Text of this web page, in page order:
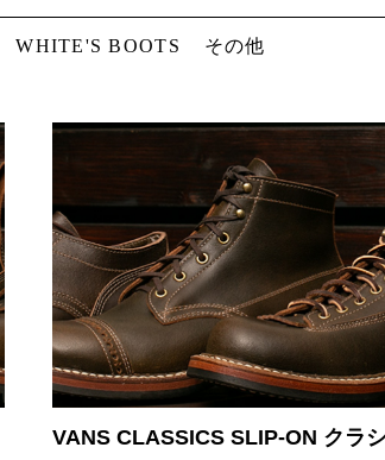
WHITE'S BOOTS その他
VANS CLASSICS SLIP-ON クラ